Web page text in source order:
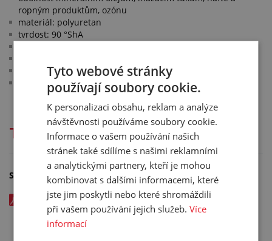
ropným produktům, ozónu
materiál: polyuretan
tvrdost: 90 °ShA
2
barva: hnědá
pracovní teplota: -30 °C/+80 °C
Technická dokumentace
Soubory ke stažení
Polyuretanová deska PU44 (EUROLAN) - katalogový list v
EN - kód: 00480xxx
Tyto webové stránky
používají soubory cookie.
K personalizaci obsahu, reklam a analýze
návštěvnosti používáme soubory cookie.
Informace o vašem používání našich
stránek také sdílíme s našimi reklamními
a analytickými partnery, kteří je mohou
kombinovat s dalšími informacemi, které
jste jim poskytli nebo které shromáždili
při vašem používání jejich služeb.Více
informací